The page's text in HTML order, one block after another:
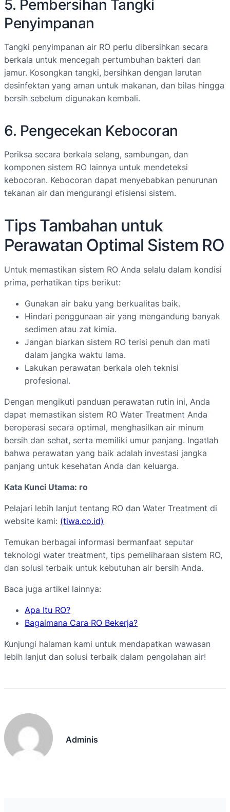
5. Pembersihan Tangki
Penyimpanan
Tangki penyimpanan air RO perlu dibersihkan secara
berkala untuk mencegah pertumbuhan bakteri dan
jamur. Kosongkan tangki, bersihkan dengan larutan
desinfektan yang aman untuk makanan, dan bilas hingga
bersih sebelum digunakan kembali.
6. Pengecekan Kebocoran
Periksa secara berkala selang, sambungan, dan
komponen sistem RO lainnya untuk mendeteksi
kebocoran. Kebocoran dapat menyebabkan penurunan
tekanan air dan mengurangi efisiensi sistem.
Tips Tambahan untuk
Perawatan Optimal Sistem RO
Untuk memastikan sistem RO Anda selalu dalam kondisi
prima, perhatikan tips berikut:
Gunakan air baku yang berkualitas baik.
Hindari penggunaan air yang mengandung banyak
sedimen atau zat kimia.
Jangan biarkan sistem RO terisi penuh dan mati
dalam jangka waktu lama.
Lakukan perawatan berkala oleh teknisi
profesional.
Dengan mengikuti panduan perawatan rutin ini, Anda
dapat memastikan sistem RO Water Treatment Anda
beroperasi secara optimal, menghasilkan air minum
bersih dan sehat, serta memiliki umur panjang. Ingatlah
bahwa perawatan yang baik adalah investasi jangka
panjang untuk kesehatan Anda dan keluarga.
Kata Kunci Utama: ro
Pelajari lebih lanjut tentang RO dan Water Treatment di
website kami: (tiwa.co.id)
Temukan berbagai informasi bermanfaat seputar
teknologi water treatment, tips pemeliharaan sistem RO,
dan solusi terbaik untuk kebutuhan air bersih Anda.
Baca juga artikel lainnya:
Apa Itu RO?
Bagaimana Cara RO Bekerja?
Kunjungi halaman kami untuk mendapatkan wawasan
lebih lanjut dan solusi terbaik dalam pengolahan air!
Adminis